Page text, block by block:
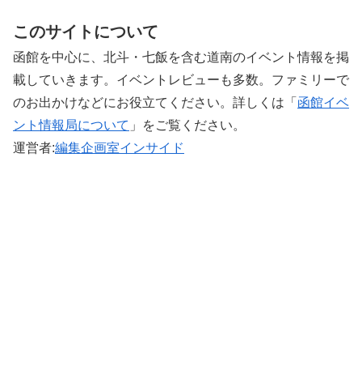
このサイトについて
函館を中心に、北斗・七飯を含む道南のイベント情報を掲
載していきます。イベントレビューも多数。ファミリーで
のお出かけなどにお役立てください。詳しくは「 函館イベ
ント情報局について 」をご覧ください。 ‎
運営者:編集企画室インサイド